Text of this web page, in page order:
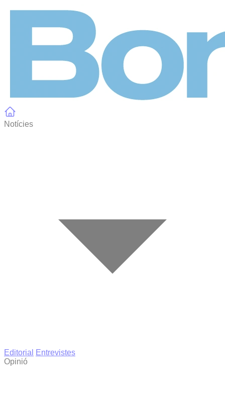
Notícies
Editorial
Entrevistes
Opinió